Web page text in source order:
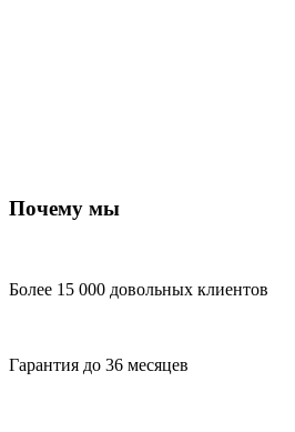
Почему мы
Более 15 000 довольных клиентов
Гарантия до 36 месяцев